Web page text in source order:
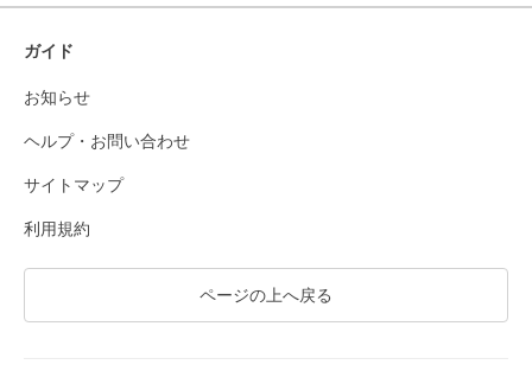
ガイド
お知らせ
ヘルプ・お問い合わせ
サイトマップ
利用規約
ページの上へ戻る